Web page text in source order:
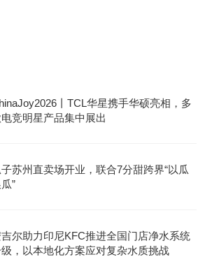
丨TCL华星携手华硕亮相，多
竞明星产品集中展出
子苏州直卖场开业，联合7分甜跨界“以瓜
”
尔助力印尼KFC推进全国门店净水系统
级，以本地化方案应对复杂水质挑战